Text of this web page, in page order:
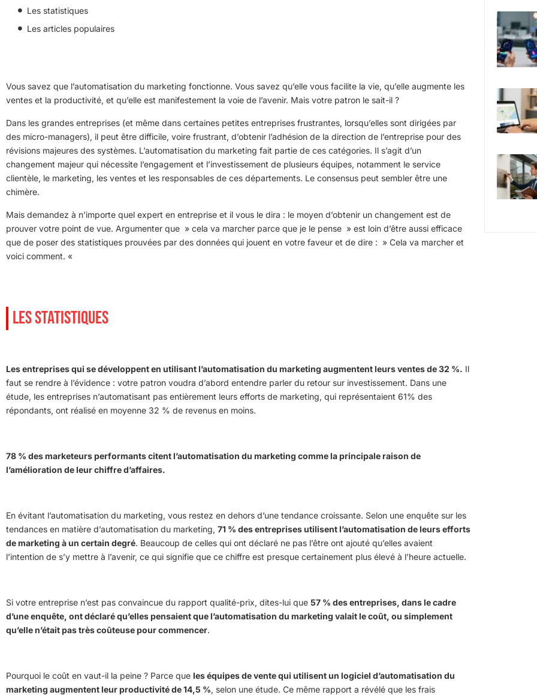
Les statistiques
Les articles populaires
Vous savez que l’automatisation du marketing fonctionne. Vous savez qu’elle vous facilite la vie, qu’elle augmente les
ventes et la productivité, et qu’elle est manifestement la voie de l’avenir. Mais votre patron le sait-il ?
Dans les grandes entreprises (et même dans certaines petites entreprises frustrantes, lorsqu’elles sont dirigées par
des micro-managers), il peut être difficile, voire frustrant, d’obtenir l’adhésion de la direction de l’entreprise pour des
révisions majeures des systèmes. L’automatisation du marketing fait partie de ces catégories. Il s’agit d’un
changement majeur qui nécessite l’engagement et l’investissement de plusieurs équipes, notamment le service
clientèle, le marketing, les ventes et les responsables de ces départements. Le consensus peut sembler être une
chimère.
Mais demandez à n’importe quel expert en entreprise et il vous le dira : le moyen d’obtenir un changement est de
prouver votre point de vue. Argumenter que » cela va marcher parce que je le pense » est loin d’être aussi efficace
que de poser des statistiques prouvées par des données qui jouent en votre faveur et de dire : » Cela va marcher et
voici comment. «
LES STATISTIQUES
Les entreprises qui se développent en utilisant l’automatisation du marketing augmentent leurs ventes de 32 %. Il
faut se rendre à l’évidence : votre patron voudra d’abord entendre parler du retour sur investissement. Dans une
étude, les entreprises n’automatisant pas entièrement leurs efforts de marketing, qui représentaient 61% des
répondants, ont réalisé en moyenne 32 % de revenus en moins.
78 % des marketeurs performants citent l’automatisation du marketing comme la principale raison de
l’amélioration de leur chiffre d’affaires.
En évitant l’automatisation du marketing, vous restez en dehors d’une tendance croissante. Selon une enquête sur les
tendances en matière d’automatisation du marketing, 71 % des entreprises utilisent l’automatisation de leurs efforts
de marketing à un certain degré. Beaucoup de celles qui ont déclaré ne pas l’être ont ajouté qu’elles avaient
l’intention de s’y mettre à l’avenir, ce qui signifie que ce chiffre est presque certainement plus élevé à l’heure actuelle.
Si votre entreprise n’est pas convaincue du rapport qualité-prix, dites-lui que 57 % des entreprises, dans le cadre
d’une enquête, ont déclaré qu’elles pensaient que l’automatisation du marketing valait le coût, ou simplement
qu’elle n’était pas très coûteuse pour commencer.
Pourquoi le coût en vaut-il la peine ? Parce que les équipes de vente qui utilisent un logiciel d’automatisation du
marketing augmentent leur productivité de 14,5 %, selon une étude. Ce même rapport a révélé que les frais